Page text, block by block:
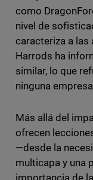
como
nivel de
caracteriza a las
Harrods ha
similar, lo que
ninguna
Más allá del
ofrecen
—desde la
multicapa y una